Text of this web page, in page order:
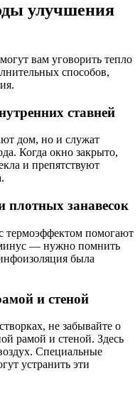
улучшения
вам уговорить тепло
способов,
ставней
дом, но и служат
Когда окно закрыто,
и препятствуют
плотных занавесок
термоэффектом помогают
— нужно помнить
была
и стеной
не забывайте о
рамой и стеной. Здесь
Специальные
устранить эти